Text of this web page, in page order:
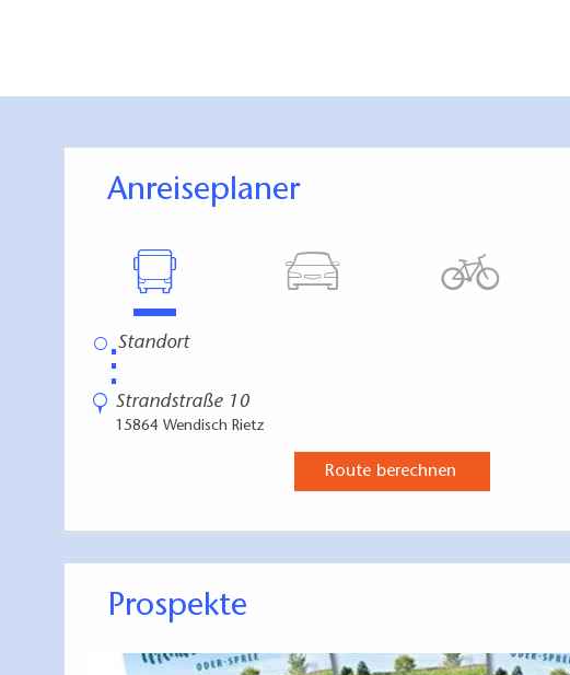
Anreiseplaner
⋮
Strandstraße 10
15864 Wendisch Rietz
Route berechnen
Prospekte